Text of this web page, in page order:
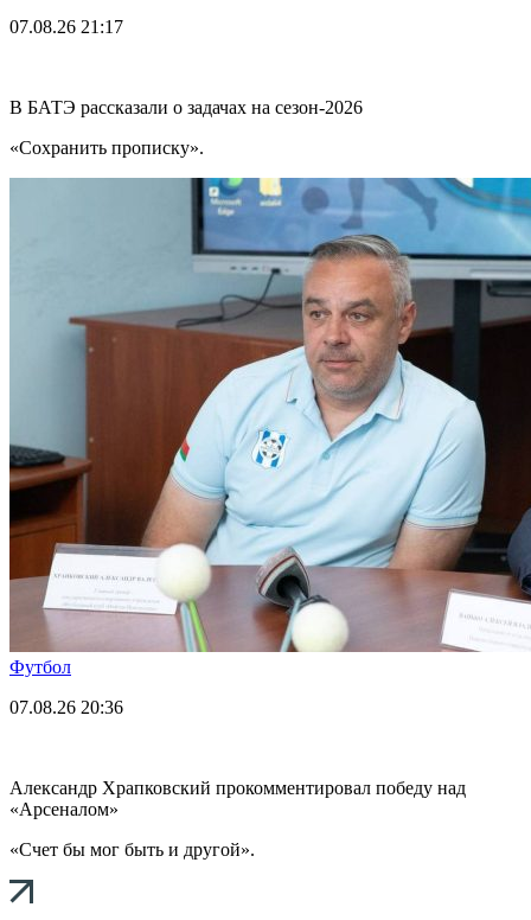
07.08.26 21:17
В БАТЭ рассказали о задачах на сезон-2026
«Сохранить прописку».
Футбол
07.08.26 20:36
Александр Храпковский прокомментировал победу над
«Арсеналом»
«Счет бы мог быть и другой».